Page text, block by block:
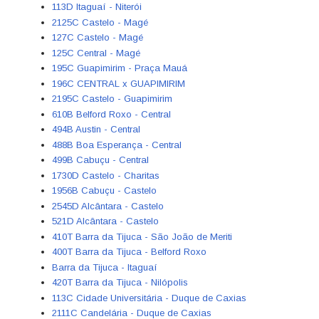
113D Itaguaí - Niterói
2125C Castelo - Magé
127C Castelo - Magé
125C Central - Magé
195C Guapimirim - Praça Mauá
196C CENTRAL x GUAPIMIRIM
2195C Castelo - Guapimirim
610B Belford Roxo - Central
494B Austin - Central
488B Boa Esperança - Central
499B Cabuçu - Central
1730D Castelo - Charitas
1956B Cabuçu - Castelo
2545D Alcântara - Castelo
521D Alcântara - Castelo
410T Barra da Tijuca - São João de Meriti
400T Barra da Tijuca - Belford Roxo
Barra da Tijuca - Itaguaí
420T Barra da Tijuca - Nilópolis
113C Cidade Universitária - Duque de Caxias
2111C Candelária - Duque de Caxias